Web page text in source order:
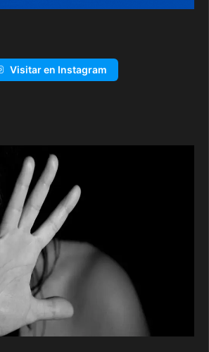
Visitar en Instagram